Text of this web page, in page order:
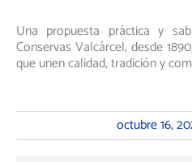
Una propuesta práctica y
Conservas Valcárcel, desde
que unen calidad, tradición y
octubre 16,